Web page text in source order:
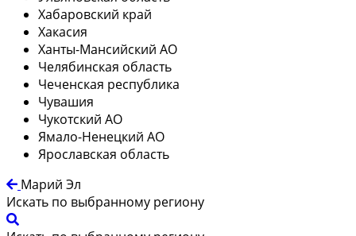
Хабаровский край
Хакасия
Ханты-Мансийский АО
Челябинская область
Чеченская республика
Чувашия
Чукотский АО
Ямало-Ненецкий АО
Ярославская область
Марий Эл
Искать по выбранному региону